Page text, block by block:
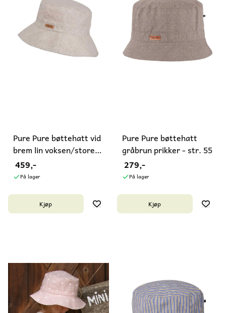
Pure Pure bøttehatt vid
brem lin voksen/store
...
459,-
På lager
Kjøp
Pure Pure bøttehatt
gråbrun prikker - str. 55
279,-
På lager
Kjøp